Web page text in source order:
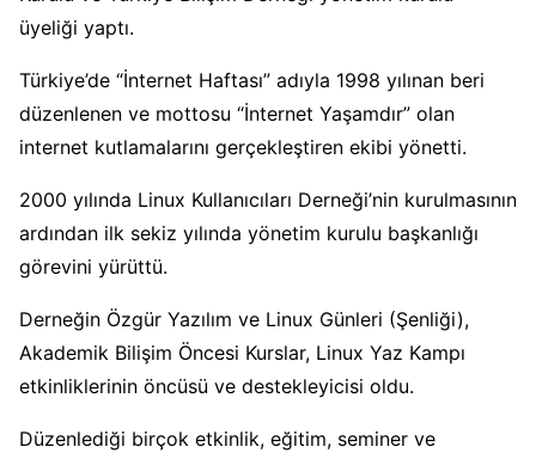
üyeliği yaptı.
Türkiye’de “İnternet Haftası” adıyla 1998 yılınan beri
düzenlenen ve mottosu “İnternet Yaşamdır” olan
internet kutlamalarını gerçekleştiren ekibi yönetti.
2000 yılında Linux Kullanıcıları Derneği’nin kurulmasının
ardından ilk sekiz yılında yönetim kurulu başkanlığı
görevini yürüttü.
Derneğin Özgür Yazılım ve Linux Günleri (Şenliği),
Akademik Bilişim Öncesi Kurslar, Linux Yaz Kampı
etkinliklerinin öncüsü ve destekleyicisi oldu.
Düzenlediği birçok etkinlik, eğitim, seminer ve